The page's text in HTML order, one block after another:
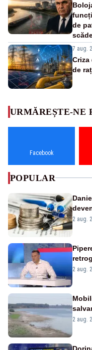
de
7 aug.
Criza
de
URMĂREȘTE-NE
Facebook
POPULAR
2 aug.
2 aug.
va
2 aug.